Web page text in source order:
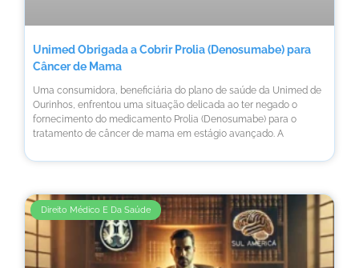
Unimed Obrigada a Cobrir Prolia (Denosumabe) para
Câncer de Mama
Uma consumidora, beneficiária do plano de saúde da Unimed de
Ourinhos, enfrentou uma situação delicada ao ter negado o
fornecimento do medicamento Prolia (Denosumabe) para o
tratamento de câncer de mama em estágio avançado. A
Direito Médico E Da Saúde